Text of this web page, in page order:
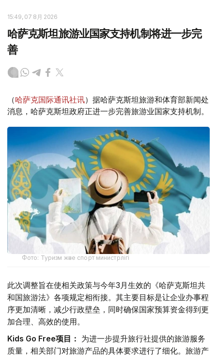
15:49, 07 8月 2026
哈萨克斯坦旅游业国家支持机制将进一步完
善
（哈萨克国际通讯社讯）据哈萨克斯坦旅游和体育部新闻处
消息，哈萨克斯坦政府正进一步完善旅游业国家支持机制。
Фото: Туризм және спорт министрлігі
此次调整旨在使相关政策与今年3月生效的《哈萨克斯坦共
和国旅游法》各项规定相衔接。其主要目标是让企业办事程
序更加清晰，减少行政壁垒，同时确保国家预算资金得到更
加合理、高效的使用。
Kids Go Free项目： 为进一步提升旅行社提供的旅游服务
质量，相关部门对旅游产品的具体要求进行了细化。旅游产